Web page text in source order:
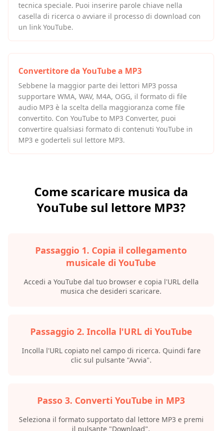
tecnica speciale. Puoi inserire parole chiave nella
casella di ricerca o avviare il processo di download con
un link YouTube.
Convertitore da YouTube a MP3
Sebbene la maggior parte dei lettori MP3 possa
supportare WMA, WAV, M4A, OGG, il formato di file
audio MP3 è la scelta della maggioranza come file
convertito. Con YouTube to MP3 Converter, puoi
convertire qualsiasi formato di contenuti YouTube in
MP3 e goderteli sul lettore MP3.
Come scaricare musica da
YouTube sul lettore MP3?
Passaggio 1. Copia il collegamento
musicale di YouTube
Accedi a YouTube dal tuo browser e copia l'URL della
musica che desideri scaricare.
Passaggio 2. Incolla l'URL di YouTube
Incolla l'URL copiato nel campo di ricerca. Quindi fare
clic sul pulsante "Avvia".
Passo 3. Converti YouTube in MP3
Seleziona il formato supportato dal lettore MP3 e premi
il pulsante "Download".